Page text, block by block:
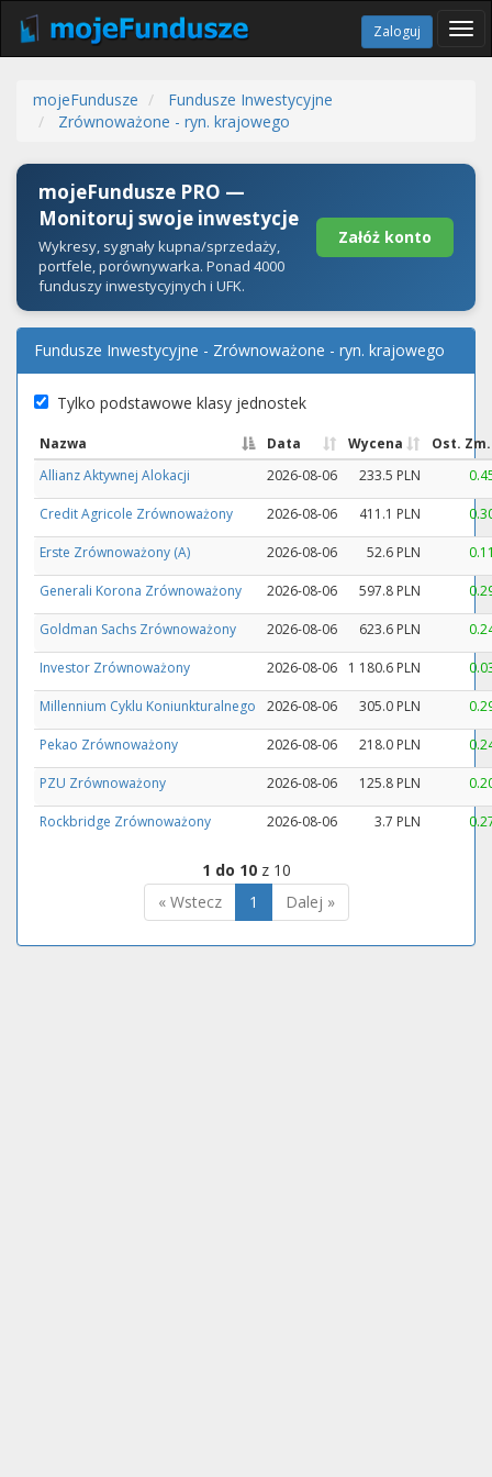
Zaloguj
mojeFundusze
Fundusze Inwestycyjne
Zrównoważone - ryn. krajowego
mojeFundusze PRO —
Monitoruj swoje inwestycje
Wykresy, sygnały kupna/sprzedaży,
portfele, porównywarka. Ponad 4000
funduszy inwestycyjnych i UFK.
Załóż konto
Fundusze Inwestycyjne - Zrównoważone - ryn. krajowego
Tylko podstawowe klasy jednostek
Nazwa Data Wycena
Ost. Zm.
Allianz Aktywnej Alokacji
2026-08-06 233.5 PLN
Credit Agricole Zrównoważony 2026-08-06 411.1 PLN
Erste Zrównoważony (A) 2026-08-06 52.6 PLN
Generali Korona Zrównoważony 2026-08-06 597.8 PLN
Goldman Sachs Zrównoważony 2026-08-06 623.6 PLN
Investor Zrównoważony 2026-08-06 1 180.6 PLN
Millennium Cyklu Koniunkturalnego 2026-08-06 305.0 PLN
Pekao Zrównoważony 2026-08-06 218.0 PLN
PZU Zrównoważony 2026-08-06 125.8 PLN
Rockbridge Zrównoważony 2026-08-06 3.7 PLN
1 do 10z 10
« Wstecz
1 Dalej »